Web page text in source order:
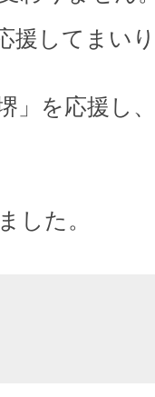
援してまいり
」を応援し
した。